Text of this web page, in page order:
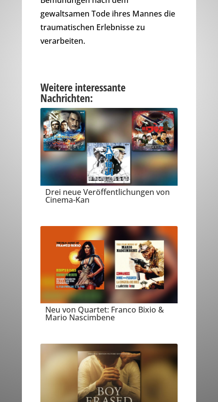
gewaltsamen Tode ihres Mannes die
traumatischen Erlebnisse zu
verarbeiten.
Weitere interessante
Nachrichten:
Drei neue Veröffentlichungen von
Cinema-Kan
Neu von Quartet: Franco Bixio &
Mario Nascimbene